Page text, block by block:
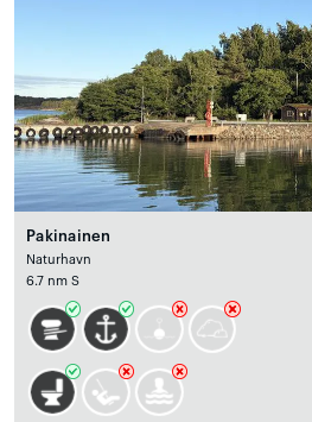
Pakinainen
Naturhavn
6.7 nm S